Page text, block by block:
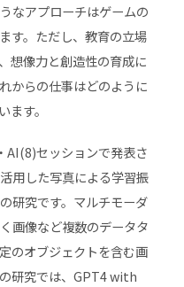
なアプローチはゲームの
す。ただし、教育の立場
想像力と創造性の育成に
からの仕事はどのように
す。
AI(8)セッションで発表さ
用した写真による学習振
研究です。マルチモーダ
画像など複数のデータタ
のオブジェクトを含む画
研究では、GPT4 with